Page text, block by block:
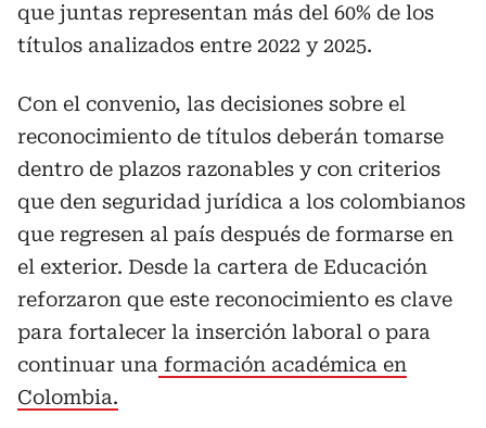
que juntas representan más del 60% de los
títulos analizados entre 2022 y 2025.
Con el convenio, las decisiones sobre el
reconocimiento de títulos deberán tomarse
dentro de plazos razonables y con criterios
que den seguridad jurídica a los colombianos
que regresen al país después de formarse en
el exterior. Desde la cartera de Educación
reforzaron que este reconocimiento es clave
para fortalecer la inserción laboral o para
continuar una formación académica en
Colombia.